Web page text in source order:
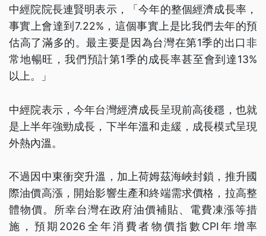
中經院院長連賢明表示，「今年的整個經濟成長率，
事實上會達到7.22%，這個事實上是比我們去年的預
估高了滿多的。最主要是因為台灣在第1季的出口非
常地暢旺，我們預計第1季的成長率甚至會到達13%
以上。」
中經院表示，今年台灣經濟成長呈現前高後穩，也就
是上半年強勁成長，下半年溫和走緩，成長模式呈現
外熱內溫。
不過因中東衝突升溫，加上荷姆茲海峽封鎖，推升國
際油價高漲，開始影響生產和終端需求價格，拉高整
體物價。所幸台灣在政府油價補貼、電費凍漲等措
施，預期2026全年消費者物價指數CPI年增率